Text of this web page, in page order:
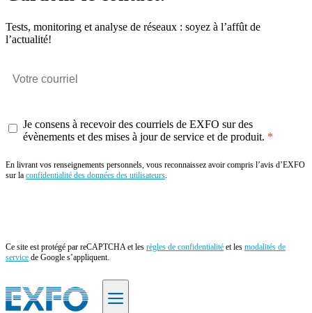
Tests, monitoring et analyse de réseaux : soyez à l’affût de
l’actualité!
Je consens à recevoir des courriels de EXFO sur des
évènements et des mises à jour de service et de produit.
En livrant vos renseignements personnels, vous reconnaissez avoir compris l’avis d’EXFO
sur la confidentialité des données des utilisateurs.
Ce site est protégé par reCAPTCHA et les règles de confidentialité et les modalités de
service de Google s’appliquent.